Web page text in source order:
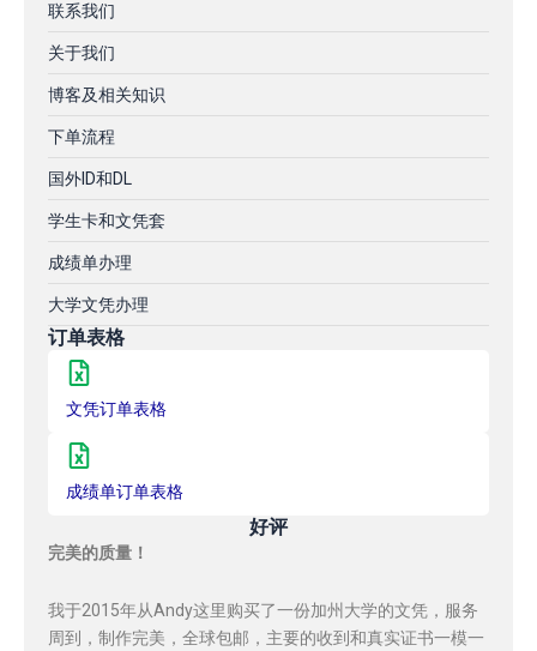
联系我们
关于我们
博客及相关知识
下单流程
国外ID和DL
学生卡和文凭套
成绩单办理
大学文凭办理
订单表格
文凭订单表格
成绩单订单表格
好评
完美的质量！
我于2015年从Andy这里购买了一份加州大学的文凭，服务
周到，制作完美，全球包邮，主要的收到和真实证书一模一